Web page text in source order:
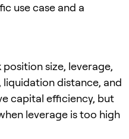
use case and a
size, leverage,
distance, and
capital efficiency, but
leverage is too high